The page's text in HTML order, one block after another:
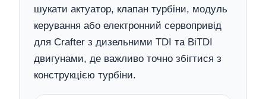
шукати актуатор, клапан турбіни, модуль
керування або електронний сервопривід
для Crafter з дизельними TDI та BiTDI
двигунами, де важливо точно збігтися з
конструкцією турбіни.